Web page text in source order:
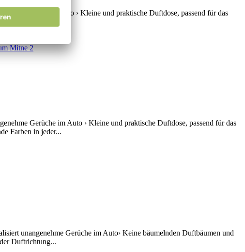
Gerüche im Auto › Kleine und praktische Duftdose, passend für das
Farben in jeder...
Gerüche im Auto › Kleine und praktische Duftdose, passend für das
Farben in jeder...
unangenehme Gerüche im Auto› Keine bäumelnden Duftbäumen und
Duftrichtung...